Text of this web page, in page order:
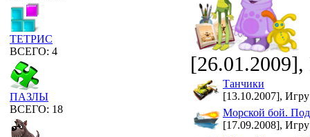
ТЕТРИС
ВСЕГО: 4
ПАЗЛЫ
ВСЕГО: 18
[26.01.2009],
Танчики
[13.10.2007],
Морской бой.
[17.09.2008],